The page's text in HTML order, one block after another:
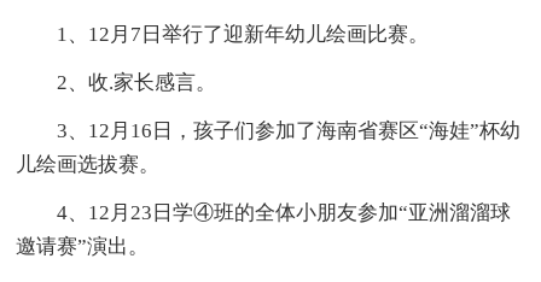
1、12月7日举行了迎新年幼儿绘画比赛。
2、收.家长感言。
3、12月16日，孩子们参加了海南省赛区“海娃”杯幼
儿绘画选拔赛。
4、12月23日学④班的全体小朋友参加“亚洲溜溜球
邀请赛”演出。